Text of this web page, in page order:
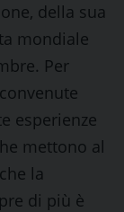
della sua
mondiale
Per
esperienze
mettono al
la
di più è